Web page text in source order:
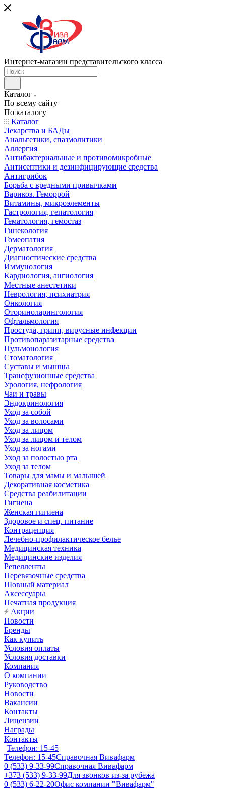
Интернет-магазин представительского класса
Каталог
По всему сайту
По каталогу
Каталог
Лекарства и БАДы
Анальгетики, спазмолитики
Аллергия
Антибактериальные и противомикробные
Антисептики и дезинфицирующие средства
Антигрибок
Борьба с вредными привычками
Варикоз. Геморрой
Витамины, микроэлементы
Гастрология, гепатология
Гематология, гемостаз
Гинекология
Гомеопатия
Дерматология
Диагностические средства
Иммунология
Кардиология, ангиология
Местные анестетики
Неврология, психиатрия
Онкология
Оториноларингология
Офтальмология
Простуда, грипп, вирусные инфекции
Противопаразитарные средства
Пульмонология
Стоматология
Суставы и мышцы
Трансфузионные средства
Урология, нефрология
Чаи и травы
Эндокринология
Уход за собой
Уход за волосами
Уход за лицом
Уход за лицом и телом
Уход за ногами
Уход за полостью рта
Уход за телом
Товары для мамы и малышей
Декоративная косметика
Средства реабилитации
Гигиена
Женская гигиена
Здоровое и спец. питание
Контрацепция
Лечебно-профилактическое белье
Медицинская техника
Медицинские изделия
Репелленты
Перевязочные средства
Шовный материал
Аксессуары
Печатная продукция
Акции
Новости
Бренды
Как купить
Условия оплаты
Условия доставки
Компания
О компании
Руководство
Новости
Вакансии
Контакты
Лицензии
Награды
Контакты
Телефон: 15-45
Телефон: 15-45Справочная Вивафарм
0 (533) 9-33-99Справочная Вивафарм
+373 (533) 9-33-99Для звонков из-за рубежа
0 (533) 6-22-20Офис компании "Вивафарм"